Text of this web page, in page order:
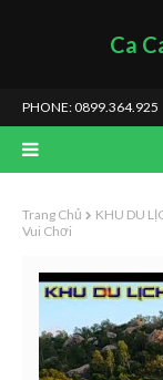
Ca
PHONE: 0899.364.925
Trang Chủ
KHU DU
Vui Chơi